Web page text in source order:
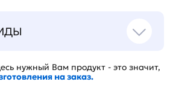
нужный Вам продукт - это значит,
на заказ.